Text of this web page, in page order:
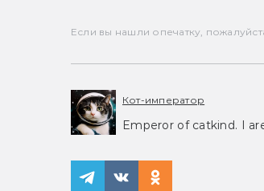
Если вы нашли опечатку,
Кот-император
Emperor of catkind. I